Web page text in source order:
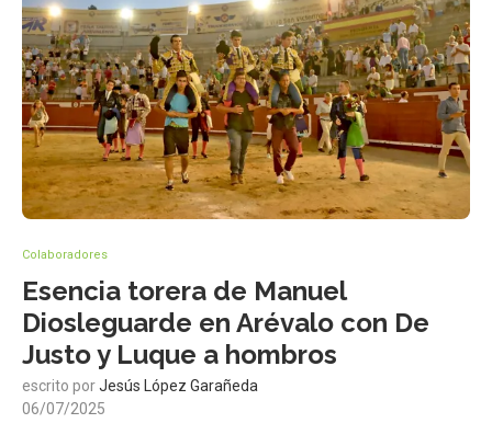
Colaboradores
Esencia torera de Manuel
Diosleguarde en Arévalo con De
Justo y Luque a hombros
escrito porJesús López Garañeda
06/07/2025